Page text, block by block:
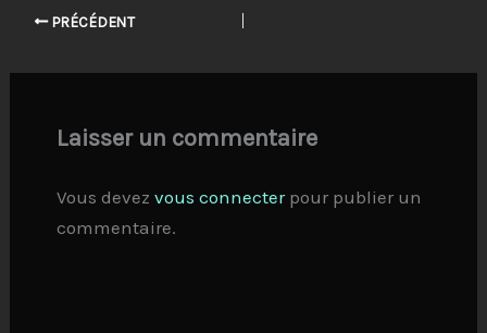
PRÉCÉDENT
Laisser un commentaire
Vous devez vous connecterpour publier un
commentaire.